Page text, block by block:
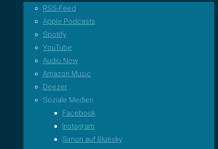
RSS-Feed
Apple Podcasts
Spotify
YouTube
Audio Now
Amazon Music
Deezer
Soziale Medien
Facebook
Instagram
Simon auf Bluesky